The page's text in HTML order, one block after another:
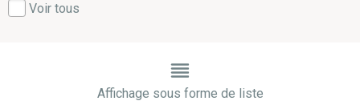
Voir tous
Affichage sous forme de liste